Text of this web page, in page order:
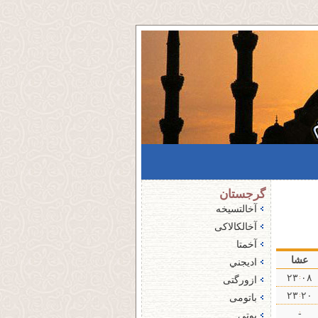
عشا
۰٨ ۲۳
۲۰ ۲۳
-
گرجستان
آخالتسیخه
آخالکالاکی
آخمتا
اديجني
ازورگتی
باتومی
پوتی